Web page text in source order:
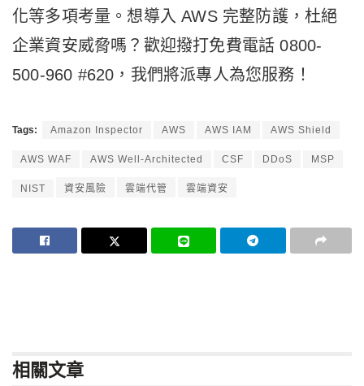
化等多項考量。想導入 AWS 完整防護，杜絕
企業資安威脅嗎？歡迎撥打免費電話 0800-
500-960 #620，我們將派專人為您服務！
Tags: Amazon Inspector AWS AWS IAM AWS Shield
AWS WAF AWS Well-Architected CSF DDoS MSP
NIST 資安風險 雲端代管 雲端資安
相關文章